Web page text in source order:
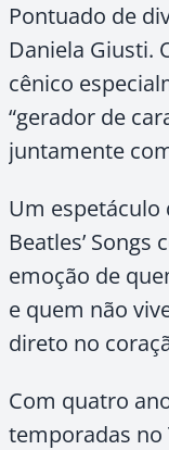
Pontuado de
Daniela Giusti.
cênico
“gerador de
juntamente
Um espetáculo
Beatles’
emoção de
e quem não
direto no
Com quatro
temporadas no